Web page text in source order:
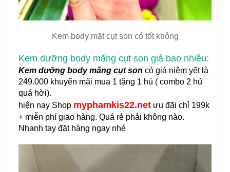
Kem body mặt cụt son có tốt không
Kem dưỡng body măng cụt son giá bao nhiêu:
Kem dưỡng body măng cụt son có giá niêm yết là
249.000 khuyến mãi mua 1 tặng 1 hủ ( combo 2 hủ
quá hời).
hiện nay Shop myphamkis22.net ưu đãi chỉ 199k
+ miễn phí giao hàng. Quá rẻ phải không nào.
Nhanh tay đặt hàng ngay nhé